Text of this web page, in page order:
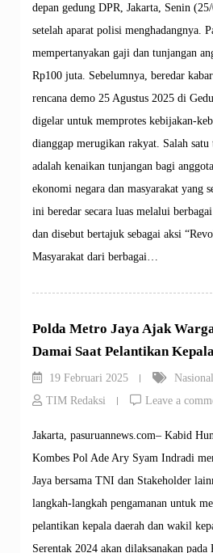
depan gedung DPR, Jakarta, Senin
setelah aparat polisi menghadangnya.
mempertanyakan gaji dan tunjangan
Rp100 juta. Sebelumnya, beredar
rencana demo 25 Agustus 2025 di
digelar untuk memprotes kebijakan-
dianggap merugikan rakyat. Salah satu
adalah kenaikan tunjangan bagi
ekonomi negara dan masyarakat yang
ini beredar secara luas melalui
dan disebut bertajuk sebagai aksi
Masyarakat dari berbagai…
Polda Metro Jaya Ajak
Damai Saat Pelantikan
19 Februari 2025
Nasional
TIM Redaksi
Leave a
Jakarta, pasuruannews.com– Kabid
Kombes Pol Ade Ary Syam Indradi
Jaya bersama TNI dan Stakeholder
langkah-langkah pengamanan untuk
pelantikan kepala daerah dan wakil
Serentak 2024 akan dilaksanakan